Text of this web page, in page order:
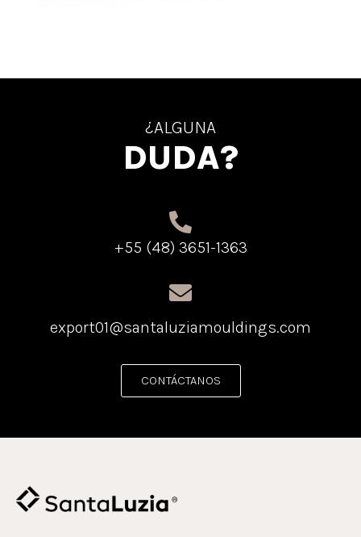
¿ALGUNA
DUDA?
+55 (48) 3651-1363
export01@santaluziamouldings.com
CONTÁCTANOS